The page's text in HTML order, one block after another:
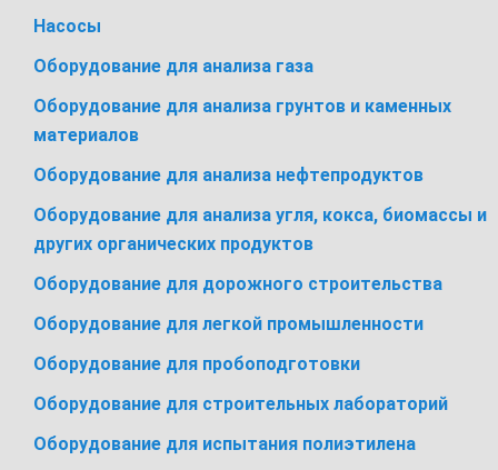
Насосы
Оборудование для анализа газа
Оборудование для анализа грунтов и каменных
материалов
Оборудование для анализа нефтепродуктов
Оборудование для анализа угля, кокса, биомассы и
других органических продуктов
Оборудование для дорожного строительства
Оборудование для легкой промышленности
Оборудование для пробоподготовки
Оборудование для строительных лабораторий
Оборудование для испытания полиэтилена